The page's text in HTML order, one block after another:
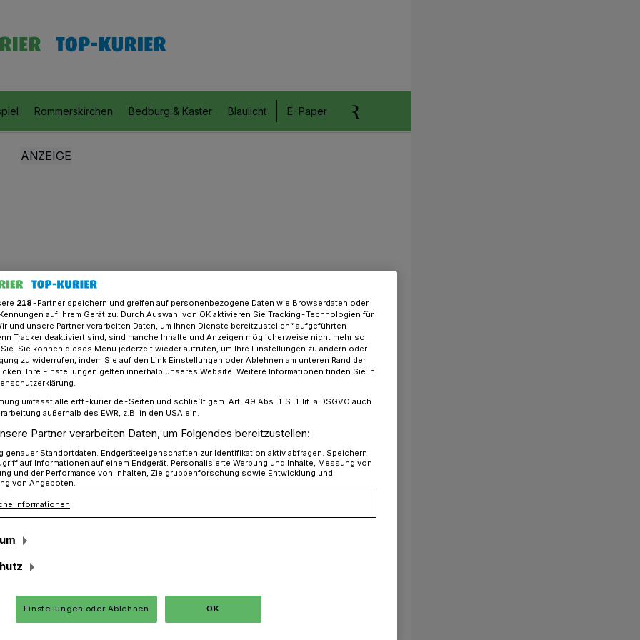
Rommerskirchen Bedburg & Kaster Blaulicht E-Paper Anzeigen aufgeben
alle wählen ...
wählen ...
die Landtagswahl statt. Die rund 13
Nordrhein-Westfalens entscheiden
Parteien und Abgeordnete in den
218-Partner speichern und greifen auf personenbezogene Daten wie Browserdaten oder
auf Ihrem Gerät zu. Durch Auswahl von OK aktivieren Sie Tracking-Technologien für
und unsere Partner verarbeiten Daten, um Ihnen Dienste bereitzustellen“ aufgeführten
Tracker deaktiviert sind, sind manche Inhalte und Anzeigen möglicherweise nicht mehr so
Sie können dieses Menü jederzeit wieder aufrufen, um Ihre Einstellungen zu ändern oder
zu widerrufen, indem Sie auf den Link Einstellungen oder Ablehnen am unteren Rand der
Ihre Einstellungen gelten innerhalb unseres Website. Weitere Informationen finden Sie in
umfasst alle erft-kurier.de-Seiten und schließt gem. Art. 49 Abs. 1 S. 1 lit. a DSGVO auch
außerhalb des EWR, z.B. in den USA ein.
Partner verarbeiten Daten, um Folgendes bereitzustellen:
genauer Standortdaten. Endgeräteeigenschaften zur Identifikation aktiv abfragen. Speichern
auf Informationen auf einem Endgerät. Personalisierte Werbung und Inhalte, Messung von
und der Performance von Inhalten, Zielgruppenforschung sowie Entwicklung und
von Angeboten.
Informationen
Einstellungen oder Ablehnen OK